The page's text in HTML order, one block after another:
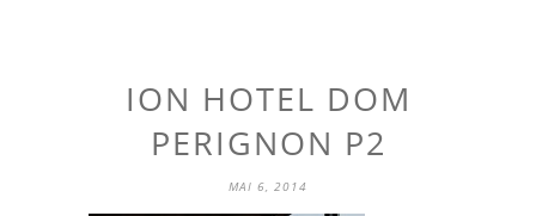
ION HOTEL DOM
PERIGNON P2
MAI 6, 2014